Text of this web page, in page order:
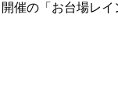
催の「お台場レ